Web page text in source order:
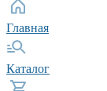
Главная
Каталог